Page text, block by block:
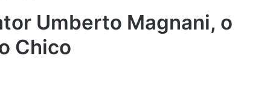
Umberto Magnani, o
Chico